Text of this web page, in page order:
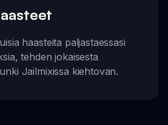
haasteita paljastaessasi
tehden jokaisesta
Jailmixissa kiehtovan.